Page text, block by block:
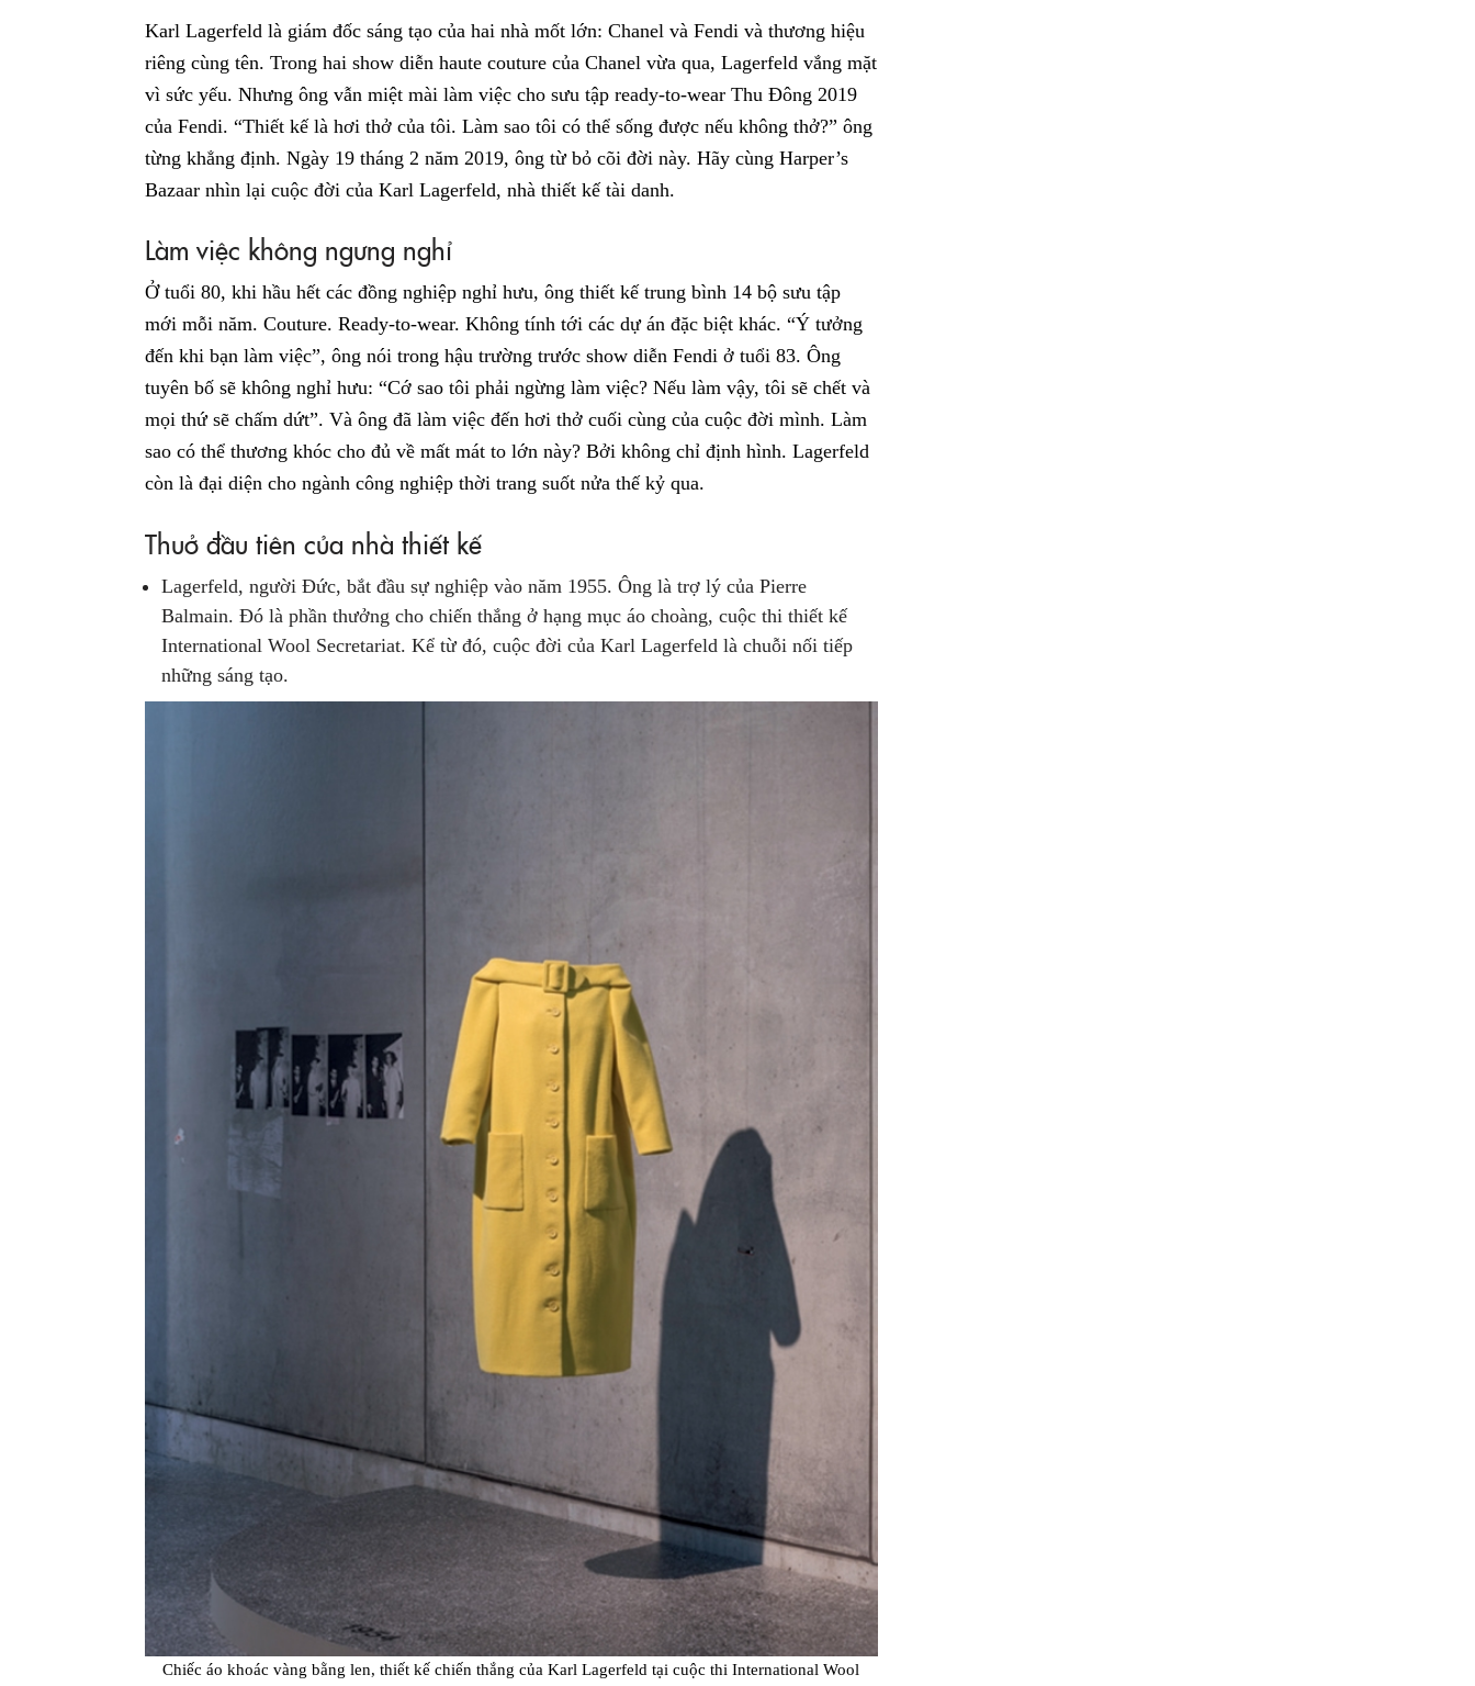
Karl Lagerfeld là giám đốc sáng tạo của hai nhà mốt lớn: Chanel và Fendi và thương hiệu
riêng cùng tên. Trong hai show diễn haute couture của Chanel vừa qua, Lagerfeld vắng mặt
vì sức yếu. Nhưng ông vẫn miệt mài làm việc cho sưu tập ready-to-wear Thu Đông 2019
của Fendi. “Thiết kế là hơi thở của tôi. Làm sao tôi có thể sống được nếu không thở?” ông
từng khẳng định. Ngày 19 tháng 2 năm 2019, ông từ bỏ cõi đời này. Hãy cùng Harper’s
Bazaar nhìn lại cuộc đời của Karl Lagerfeld, nhà thiết kế tài danh.
Làm việc không ngưng nghỉ
Ở tuổi 80, khi hầu hết các đồng nghiệp nghỉ hưu, ông thiết kế trung bình 14 bộ sưu tập
mới mỗi năm. Couture. Ready-to-wear. Không tính tới các dự án đặc biệt khác. “Ý tưởng
đến khi bạn làm việc”, ông nói trong hậu trường trước show diễn Fendi ở tuổi 83. Ông
tuyên bố sẽ không nghỉ hưu: “Cớ sao tôi phải ngừng làm việc? Nếu làm vậy, tôi sẽ chết và
mọi thứ sẽ chấm dứt”. Và ông đã làm việc đến hơi thở cuối cùng của cuộc đời mình. Làm
sao có thể thương khóc cho đủ về mất mát to lớn này? Bởi không chỉ định hình. Lagerfeld
còn là đại diện cho ngành công nghiệp thời trang suốt nửa thế kỷ qua.
Thuở đầu tiên của nhà thiết kế
Lagerfeld, người Đức, bắt đầu sự nghiệp vào năm 1955. Ông là trợ lý của Pierre
Balmain. Đó là phần thưởng cho chiến thắng ở hạng mục áo choàng, cuộc thi thiết kế
International Wool Secretariat. Kể từ đó, cuộc đời của Karl Lagerfeld là chuỗi nối tiếp
những sáng tạo.
Chiếc áo khoác vàng bằng len, thiết kế chiến thắng của Karl Lagerfeld tại cuộc thi International Wool